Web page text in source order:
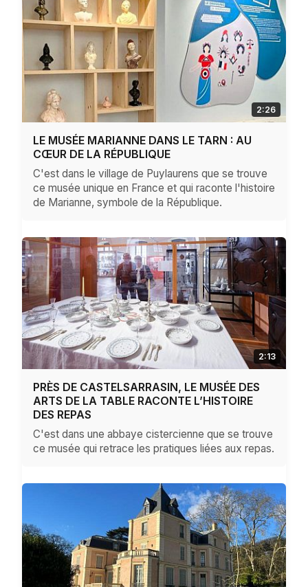
2:26
LE MUSÉE MARIANNE DANS LE TARN : AU
CŒUR DE LA RÉPUBLIQUE
C'est dans le village de Puylaurens que se trouve
ce musée unique en France et qui raconte l'histoire
de Marianne, symbole de la République.
2:13
PRÈS DE CASTELSARRASIN, LE MUSÉE DES
ARTS DE LA TABLE RACONTE L’HISTOIRE
DES REPAS
C'est dans une abbaye cistercienne que se trouve
ce musée qui retrace les pratiques liées aux repas.